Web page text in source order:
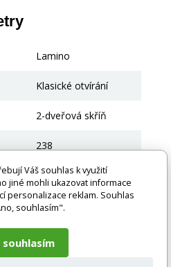
Lamino
Klasické otvírání
2-dveřová skříň
238
100
54
Váš souhlas k využití
jiné mohli ukazovat informace
personalizace reklam. Souhlas
souhlasím".
souhlasím